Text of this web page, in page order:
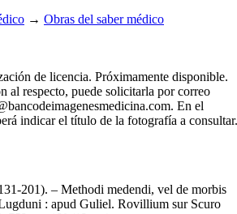
→ Obras del saber médico
de licencia. Próximamente disponible.
al respecto, puede solicitarla por correo
En el
indicar el título de la fotografía a consultar.
201). – Methodi medendi, vel de morbis
: apud Guliel. Rovillium sur Scuro